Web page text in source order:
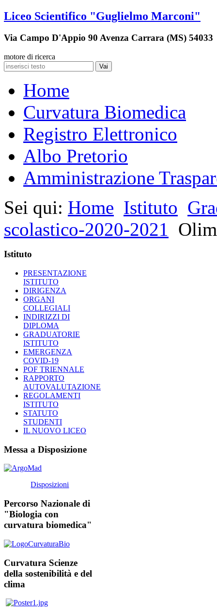
Liceo Scientifico "Guglielmo Marconi"
Via Campo D'Appio 90 Avenza Carrara (MS) 54033
motore di ricerca
Vai
Home
Curvatura Biomedica
Registro Elettronico
Albo Pretorio
Amministrazione
Sei qui: Home Istituto
scolastico-2020-2021
Istituto
PRESENTAZIONE
ISTITUTO
DIRIGENZA
ORGANI
COLLEGIALI
INDIRIZZI DI
DIPLOMA
GRADUATORIE
ISTITUTO
EMERGENZA
COVID-19
POF TRIENNALE
RAPPORTO
AUTOVALUTAZIONE
REGOLAMENTI
ISTITUTO
STATUTO
STUDENTI
IL NUOVO LICEO
Messa a Disposizione
Disposizioni
Percorso Nazionale di
"Biologia con
curvatura biomedica"
Curvatura Scienze
della sostenibilità e del
clima